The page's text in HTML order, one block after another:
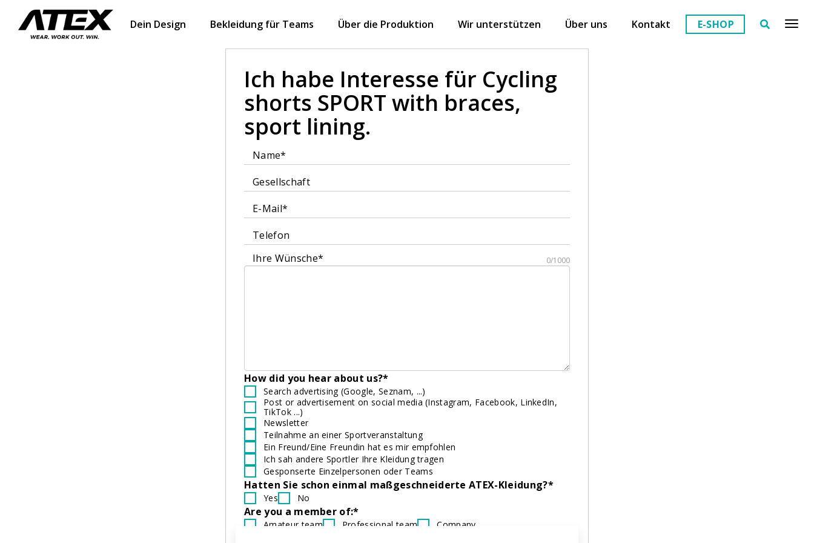
Dein Design Bekleidung für Teams Über die Produktion Wir unterstützen Über uns Kontakt E-SHOP
Ich habe Interesse für Cycling
shorts SPORT with braces,
sport lining.
Name*
Gesellschaft
E-Mail*
Telefon
Ihre Wünsche*
0/1000
How did you hear about us?*
Search advertising (Google, Seznam, ...)
Post or advertisement on social media (Instagram, Facebook, LinkedIn,
TikTok ...)
Newsletter
Teilnahme an einer Sportveranstaltung
Ein Freund/Eine Freundin hat es mir empfohlen
Ich sah andere Sportler Ihre Kleidung tragen
Gesponserte Einzelpersonen oder Teams
Hatten Sie schon einmal maßgeschneiderte ATEX-Kleidung?*
Yes No
Are you a member of:*
Amateur team Professional team
Company